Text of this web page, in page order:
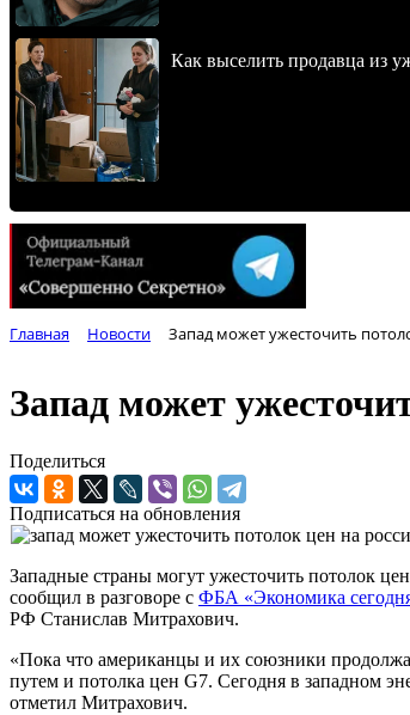
Как выселить продавца из
Главная Новости Запад может ужесточить
Запад может
Поделиться
Подписаться на обновления
Западные страны могут ужесточить потолок
сообщил в разговоре с ФБА «Экономика
РФ Станислав Митрахович.
«Пока что американцы и их союзники
путем и потолка цен G7. Сегодня в западном
отметил Митрахович.